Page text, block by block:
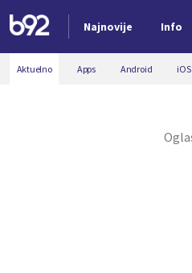
Najnovije Info
Nova vest
Aktuelno Apps Android iOS